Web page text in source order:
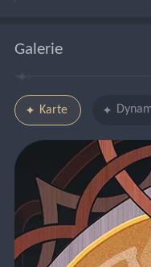
Galerie
Karte